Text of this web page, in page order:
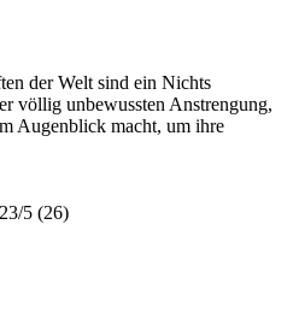
der Welt sind ein Nichts
völlig unbewussten Anstrengung,
Augenblick macht, um ihre
5 (26)